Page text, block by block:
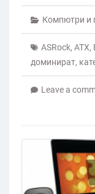
Компютри и
ASRock, ATX,
доминират,
Leave a